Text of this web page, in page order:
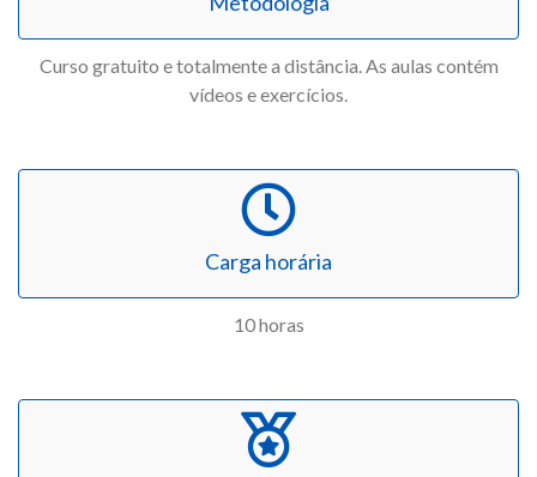
Curso gratuito e totalmente a distância. As aulas contém
vídeos e exercícios.
Carga horária
10 horas